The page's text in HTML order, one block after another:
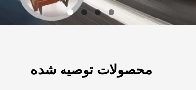
محصولات توصیه شده